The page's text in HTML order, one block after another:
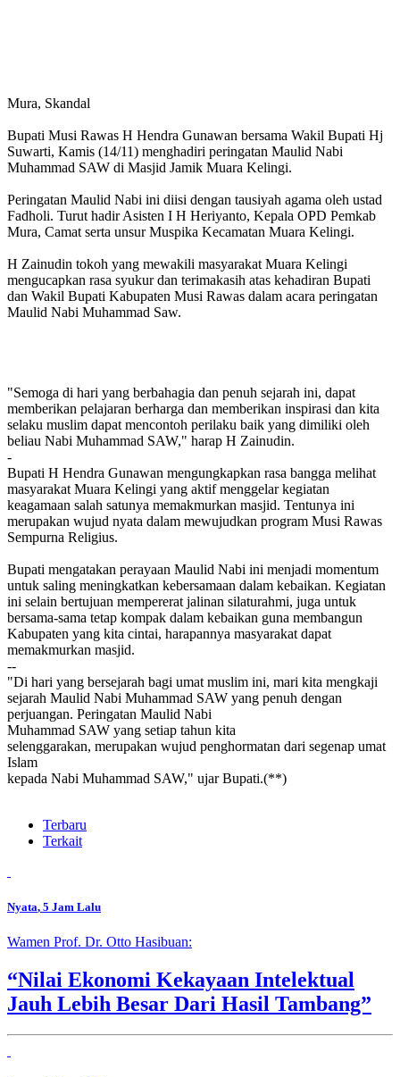
Mura, Skandal
Bupati Musi Rawas H Hendra Gunawan bersama Wakil Bupati Hj
Suwarti, Kamis (14/11) menghadiri peringatan Maulid Nabi
Muhammad SAW di Masjid Jamik Muara Kelingi.
Peringatan Maulid Nabi ini diisi dengan tausiyah agama oleh ustad
Fadholi. Turut hadir Asisten I H Heriyanto, Kepala OPD Pemkab
Mura, Camat serta unsur Muspika Kecamatan Muara Kelingi.
H Zainudin tokoh yang mewakili masyarakat Muara Kelingi
mengucapkan rasa syukur dan terimakasih atas kehadiran Bupati
dan Wakil Bupati Kabupaten Musi Rawas dalam acara peringatan
Maulid Nabi Muhammad Saw.
"Semoga di hari yang berbahagia dan penuh sejarah ini, dapat
memberikan pelajaran berharga dan memberikan inspirasi dan kita
selaku muslim dapat mencontoh perilaku baik yang dimiliki oleh
beliau Nabi Muhammad SAW," harap H Zainudin.
-
Bupati H Hendra Gunawan mengungkapkan rasa bangga melihat
masyarakat Muara Kelingi yang aktif menggelar kegiatan
keagamaan salah satunya memakmurkan masjid. Tentunya ini
merupakan wujud nyata dalam mewujudkan program Musi Rawas
Sempurna Religius.
Bupati mengatakan perayaan Maulid Nabi ini menjadi momentum
untuk saling meningkatkan kebersamaan dalam kebaikan. Kegiatan
ini selain bertujuan mempererat jalinan silaturahmi, juga untuk
bersama-sama tetap kompak dalam kebaikan guna membangun
Kabupaten yang kita cintai, harapannya masyarakat dapat
memakmurkan masjid.
--
"Di hari yang bersejarah bagi umat muslim ini, mari kita mengkaji
sejarah Maulid Nabi Muhammad SAW yang penuh dengan
perjuangan. Peringatan Maulid Nabi
Muhammad SAW yang setiap tahun kita
selenggarakan, merupakan wujud penghormatan dari segenap umat
Islam
kepada Nabi Muhammad SAW," ujar Bupati.(**)
Terbaru
Terkait
Nyata, 5 Jam Lalu
Wamen Prof. Dr. Otto Hasibuan:
“Nilai Ekonomi Kekayaan Intelektual
Jauh Lebih Besar Dari Hasil Tambang”